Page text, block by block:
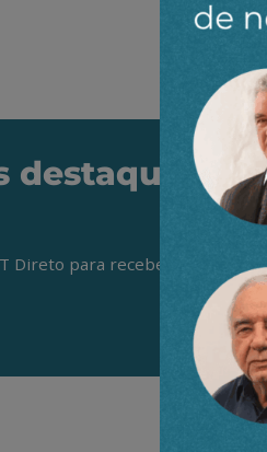
destaques
Direto para receber os